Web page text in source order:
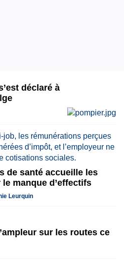
déclaré à
de santé accueille les
manque d’effectifs
Leurquin
sur les routes ce